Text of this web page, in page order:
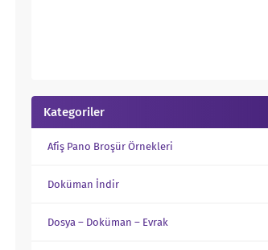
Kategoriler
Afiş Pano Broşür Örnekleri
Doküman İndir
Dosya – Doküman – Evrak